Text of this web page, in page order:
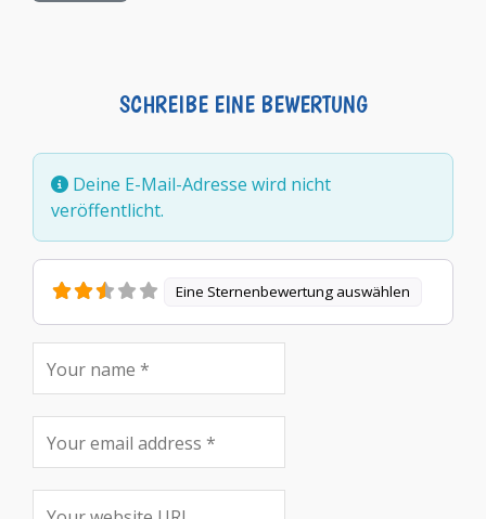
SCHREIBE EINE BEWERTUNG
Deine E-Mail-Adresse wird nicht
veröffentlicht.
Eine Sternenbewertung auswählen